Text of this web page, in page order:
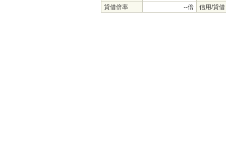
貸借倍率
--倍 信用/貸借